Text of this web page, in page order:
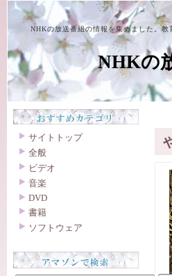
NHKの放送番組の情報を集めました。
NHKの
サイトトップ
全般
ビデオ
音楽
DVD
書籍
ソフトウェア